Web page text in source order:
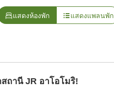
แสดงห้องพัก แสดงแพลนพัก
ถานี JR อาโอโมริ!